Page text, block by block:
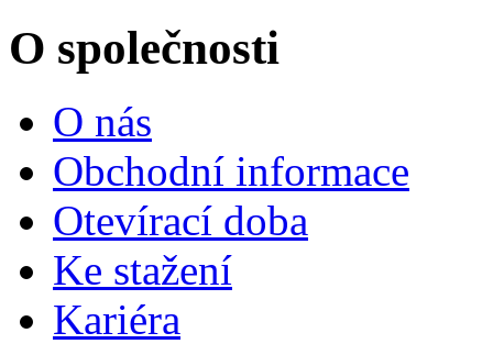
O společnosti
O nás
Obchodní informace
Otevírací doba
Ke stažení
Kariéra